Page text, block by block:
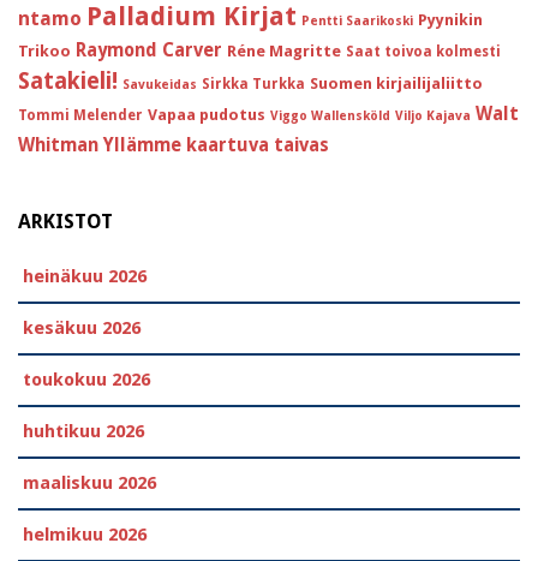
ntamo Palladium Kirjat Pentti Saarikoski Pyynikin
Trikoo Raymond Carver Réne Magritte Saat toivoa kolmesti
Satakieli! Savukeidas Sirkka Turkka Suomen kirjailijaliitto
Tommi Melender Vapaa pudotus Viggo Wallensköld Viljo Kajava Walt
Whitman Yllämme kaartuva taivas
ARKISTOT
heinäkuu 2026
kesäkuu 2026
toukokuu 2026
huhtikuu 2026
maaliskuu 2026
helmikuu 2026